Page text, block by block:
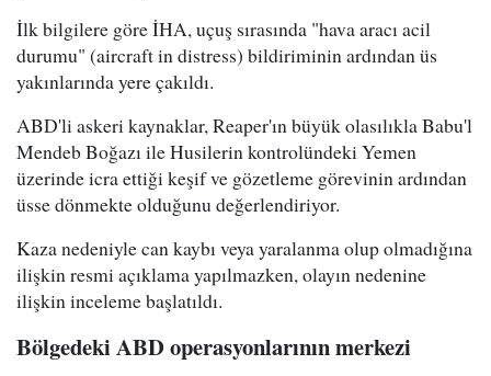
İlk bilgilere göre İHA, uçuş sırasında "hava aracı acil
durumu" (aircraft in distress) bildiriminin ardından üs
yakınlarında yere çakıldı.
ABD'li askeri kaynaklar, Reaper'ın büyük olasılıkla Babu'l
Mendeb Boğazı ile Husilerin kontrolündeki Yemen
üzerinde icra ettiği keşif ve gözetleme görevinin ardından
üsse dönmekte olduğunu değerlendiriyor.
Kaza nedeniyle can kaybı veya yaralanma olup olmadığına
ilişkin resmi açıklama yapılmazken, olayın nedenine
ilişkin inceleme başlatıldı.
Bölgedeki ABD operasyonlarının merkezi